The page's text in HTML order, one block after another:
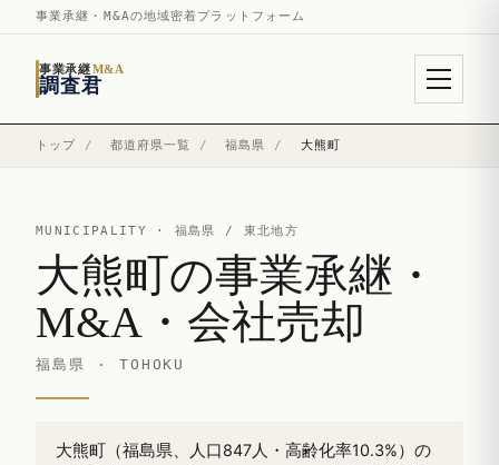
事業承継・M&Aの地域密着プラットフォーム
事業承継M&A
調査君
トップ / 都道府県一覧 / 福島県 / 大熊町
MUNICIPALITY · 福島県 / 東北地方
大熊町の事業承継・
M&A・会社売却
福島県 · TOHOKU
大熊町（福島県、人口847人・高齢化率10.3%）の